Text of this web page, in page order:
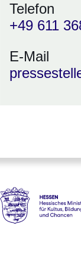
Telefon
+49 611
E-Mail